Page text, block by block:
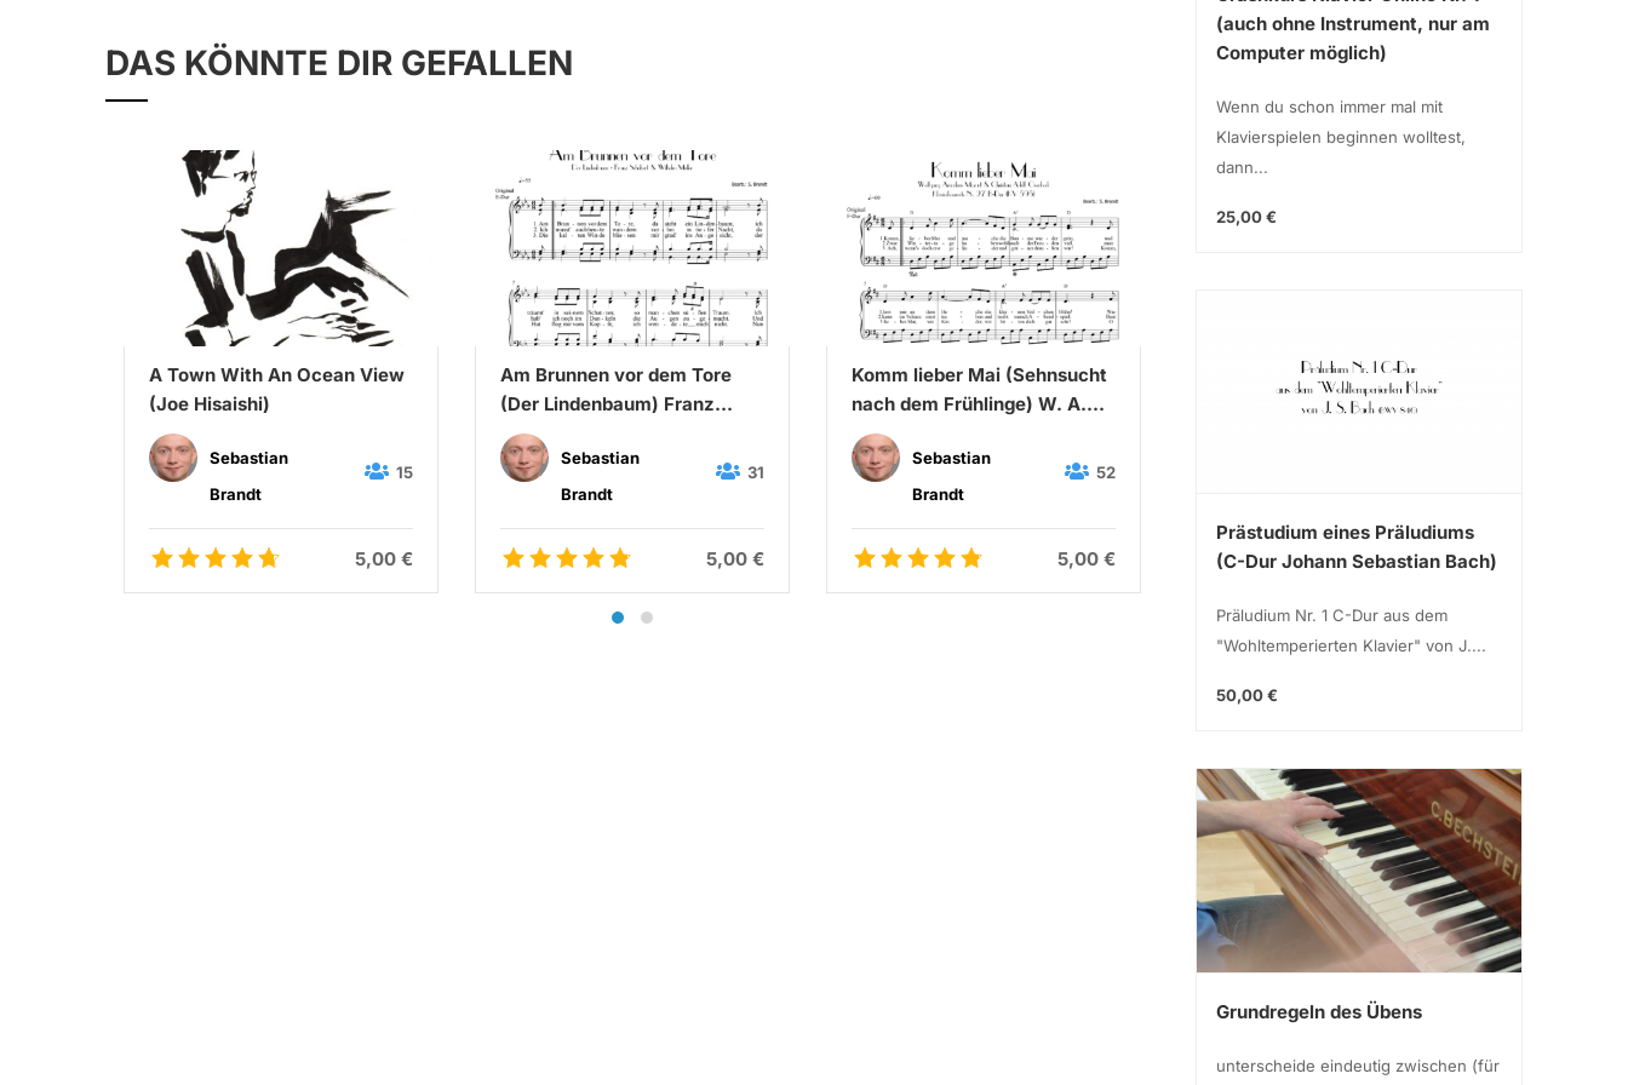
DAS KÖNNTE DIR GEFALLEN
A Town With An Ocean View
(Joe Hisaishi)
Sebastian
Brandt
15
5,00 €
Am Brunnen vor dem Tore
(Der Lindenbaum) Franz
Schubert & Wilhelm Müller
Sebastian
Brandt
31
5,00 €
Komm lieber Mai (Sehnsucht
nach dem Frühlinge) W. A.
Mozart & C. A. Overbeck
Sebastian
Brandt
52
5,00 €
Guten Abend, Gut Nacht
(Wiegenlied Op. 49 Nr. 4)
5,00 €
(auch ohne Instrument, nur am
Computer möglich)
Wenn du schon immer mal mit
Klavierspielen beginnen wolltest,
dann...
25,00 €
Prästudium eines Präludiums
(C-Dur Johann Sebastian Bach)
Präludium Nr. 1 C-Dur aus dem
"Wohltemperierten Klavier" von J....
50,00 €
Grundregeln des Übens
unterscheide eindeutig zwischen (für